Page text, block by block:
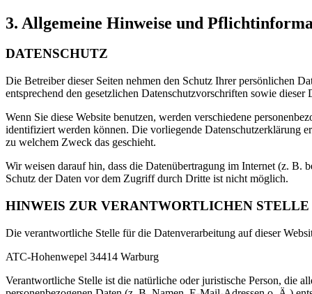
3. Allgemeine Hinweise und
DATENSCHUTZ
Die Betreiber dieser Seiten nehmen den Schutz Ihrer persönlichen
entsprechend den gesetzlichen Datenschutzvorschriften sowie dieser
Wenn Sie diese Website benutzen, werden verschiedene
identifiziert werden können. Die vorliegende Datenschutzerklärung
zu welchem Zweck das geschieht.
Wir weisen darauf hin, dass die Datenübertragung im Internet (z.
Schutz der Daten vor dem Zugriff durch Dritte ist nicht möglich.
HINWEIS ZUR VERANTWORTLICHEN STELLE
Die verantwortliche Stelle für die Datenverarbeitung auf dieser
ATC-Hohenwepel 34414 Warburg
Verantwortliche Stelle ist die natürliche oder juristische Person, die